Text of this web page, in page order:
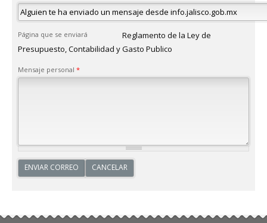
Página que se enviará
Reglamento de la Ley de
Presupuesto, Contabilidad y Gasto Publico
Mensaje personal *